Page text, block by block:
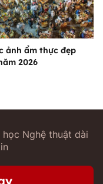
ảnh ẩm thực đẹp
2026
Nghệ thuật dài